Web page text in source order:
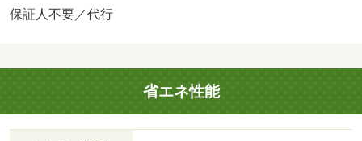
０，０００円、鍵セット費３，３００円（税込）が必要と
ング／シャワー付洗面台／ＴＶインターホン／浴室乾燥機
／室内洗濯置／シューズボックス／システムキッチン／追
焚機能浴室／温水洗浄便座／洗面所独立／駐輪場／宅配ボ
ックス／即入居可／敷金不要／対面式キッチン／防犯カメ
保証人不要／代行
省エネ性能